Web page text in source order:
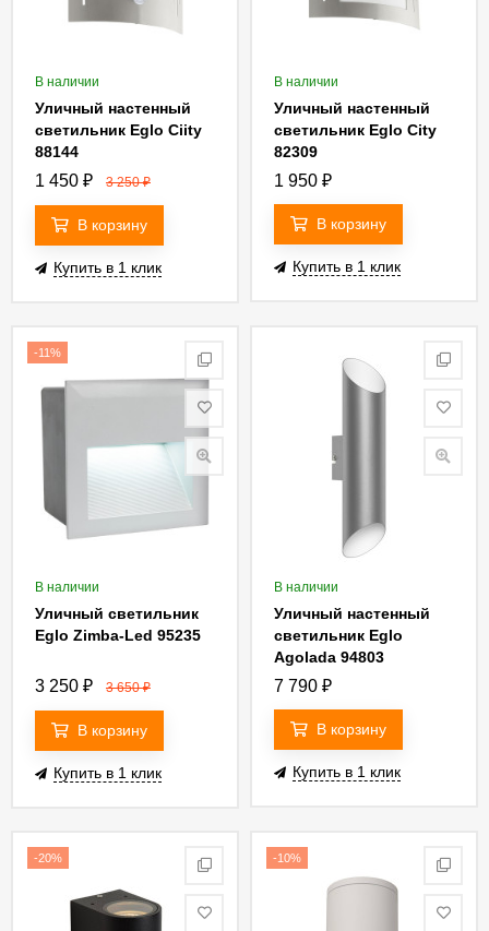
В наличии
Уличный настенный
светильник Eglo Ciity
88144
1 450 ₽ 3 250₽
В корзину
Купить в 1 клик
В наличии
Уличный настенный
светильник Eglo City
82309
1 950 ₽
В корзину
Купить в 1 клик
-11%
В наличии
Уличный светильник
Eglo Zimba-Led 95235
3 250 ₽ 3 650₽
В корзину
Купить в 1 клик
В наличии
Уличный настенный
светильник Eglo
Agolada 94803
7 790 ₽
В корзину
Купить в 1 клик
-20% -10%